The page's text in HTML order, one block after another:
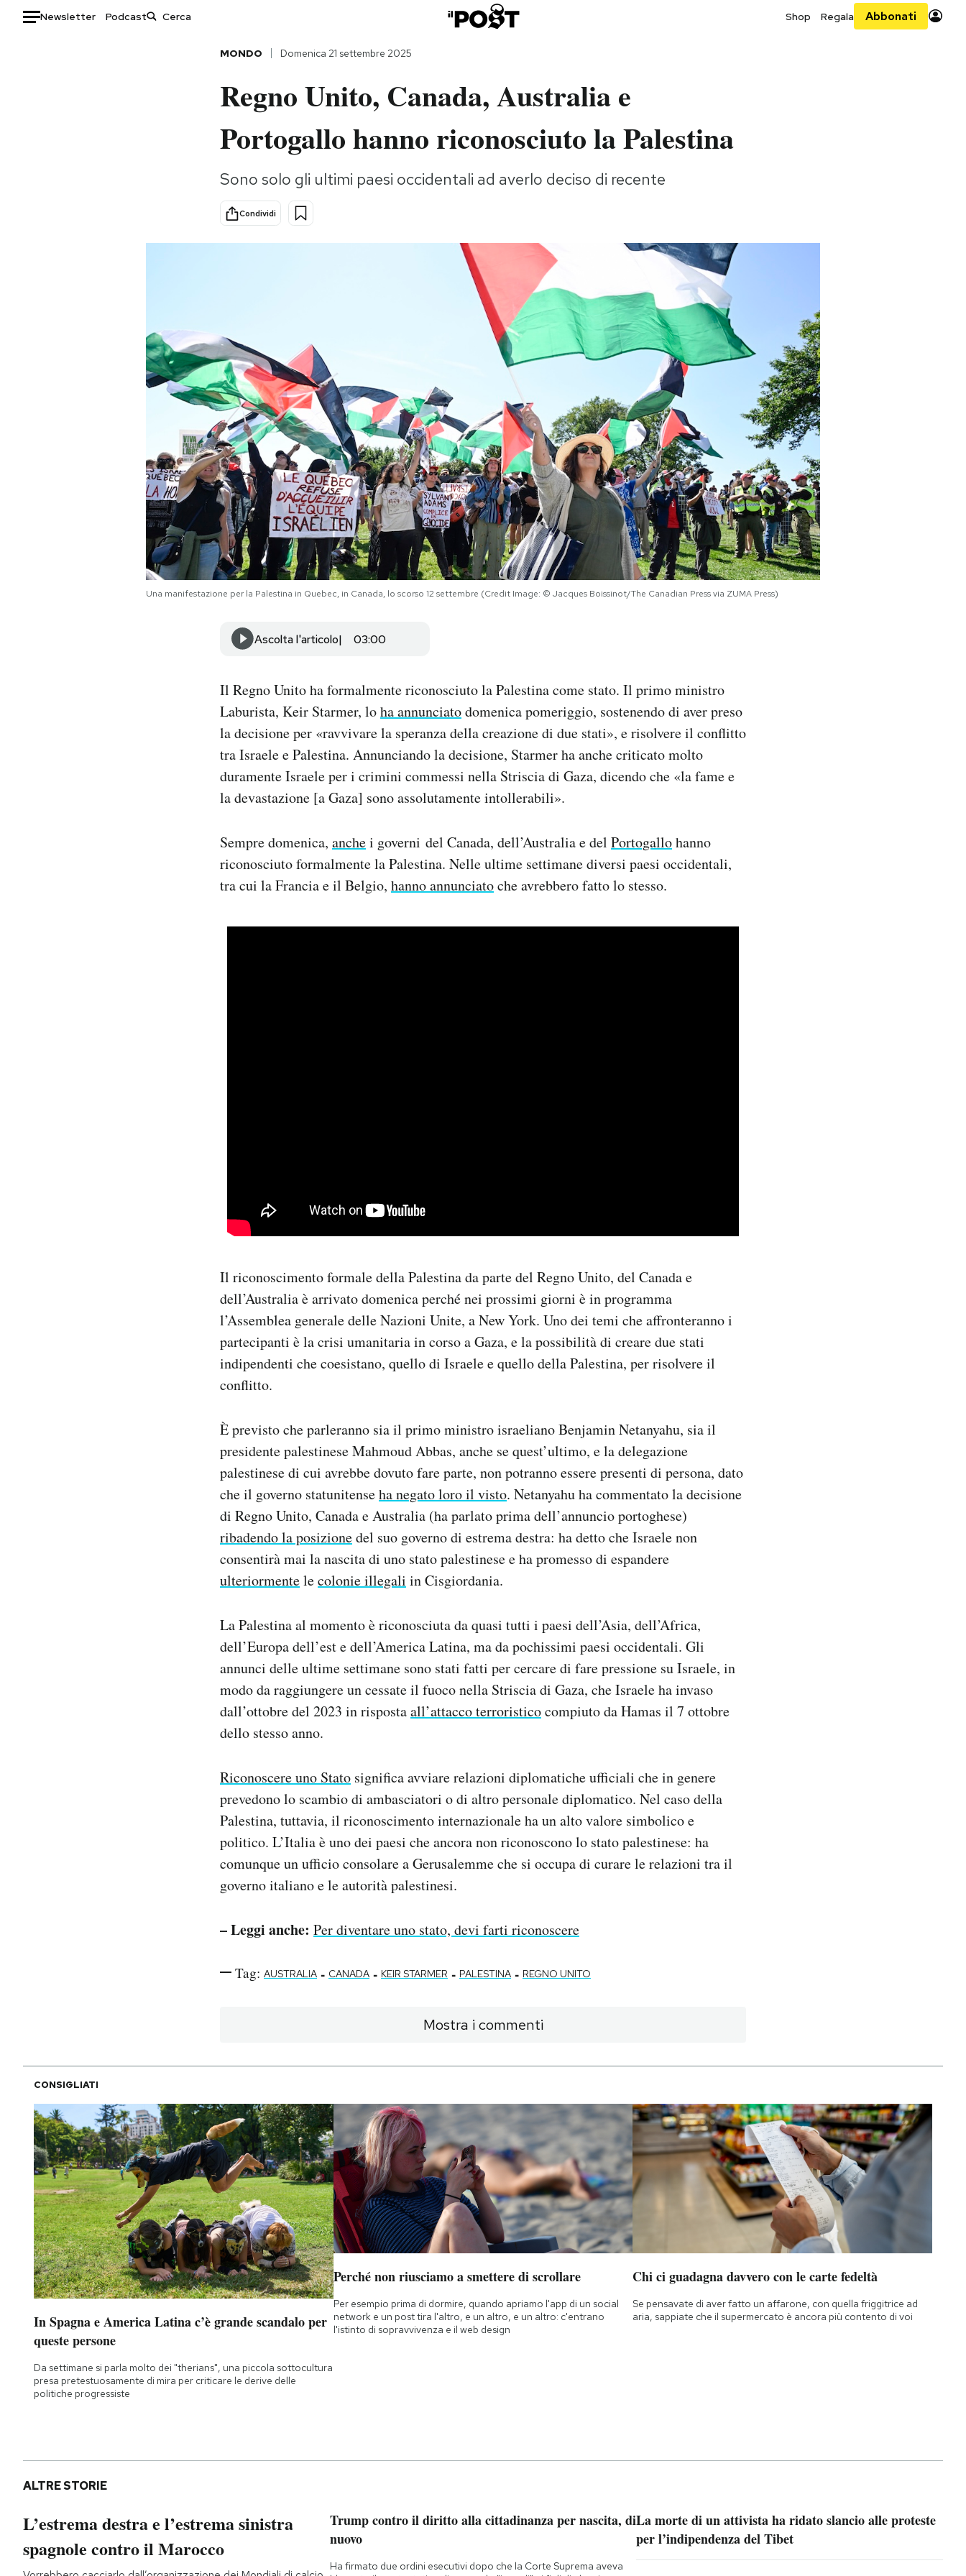
Newsletter Podcast Shop Regala Abbonati
Storie/Idee
Ok Boomer!
Europa
MONDO Domenica 21 settembre 2025
Regno Unito, Canada, Australia e
Portogallo hanno riconosciuto la Palestina
Sono solo gli ultimi paesi occidentali ad averlo deciso di recente
Condividi
Una manifestazione per la Palestina in Quebec, in Canada, lo scorso 12 settembre (Credit Image: © Jacques Boissinot/The Canadian Press via ZUMA Press)
Ascolta l'articolo 03:00
Il Regno Unito ha formalmente riconosciuto la Palestina come stato. Il primo ministro
Laburista, Keir Starmer, loha annunciatodomenica pomeriggio, sostenendo di aver preso
la decisione per «ravvivare la speranza della creazione di due stati», e risolvere il conflitto
tra Israele e Palestina. Annunciando la decisione, Starmer ha anche criticato molto
duramente Israele per i crimini commessi nella Striscia di Gaza, dicendo che «la fame e
la devastazione [a Gaza] sono assolutamente intollerabili».
Sempre domenica, anchei governi del Canada, dell’Australia e del Portogallohanno
riconosciuto formalmente la Palestina. Nelle ultime settimane diversi paesi occidentali,
tra cui la Francia e il Belgio, hanno annunciatoche avrebbero fatto lo stesso.
Il riconoscimento formale della Palestina da parte del Regno Unito, del Canada e
dell’Australia è arrivato domenica perché nei prossimi giorni è in programma
l’Assemblea generale delle Nazioni Unite, a New York. Uno dei temi che affronteranno i
partecipanti è la crisi umanitaria in corso a Gaza, e la possibilità di creare due stati
indipendenti che coesistano, quello di Israele e quello della Palestina, per risolvere il
conflitto.
È previsto che parleranno sia il primo ministro israeliano Benjamin Netanyahu, sia il
presidente palestinese Mahmoud Abbas, anche se quest’ultimo, e la delegazione
palestinese di cui avrebbe dovuto fare parte, non potranno essere presenti di persona, dato
che il governo statunitenseha negato loro il visto. Netanyahu ha commentato la decisione
di Regno Unito, Canada e Australia (ha parlato prima dell’annuncio portoghese)
ribadendo la posizionedel suo governo di estrema destra: ha detto che Israele non
consentirà mai la nascita di uno stato palestinese e ha promesso di espandere
ulteriormentelecolonie illegali in Cisgiordania.
La Palestina al momento è riconosciuta da quasi tutti i paesi dell’Asia, dell’Africa,
dell’Europa dell’est e dell’America Latina, ma da pochissimi paesi occidentali. Gli
annunci delle ultime settimane sono stati fatti per cercare di fare pressione su Israele, in
modo da raggiungere un cessate il fuoco nella Striscia di Gaza, che Israele ha invaso
dall’ottobre del 2023 in rispostaall’attacco terroristicocompiuto da Hamas il 7 ottobre
dello stesso anno.
Riconoscere uno Stato significa avviare relazioni diplomatiche ufficiali che in genere
prevedono lo scambio di ambasciatori o di altro personale diplomatico. Nel caso della
Palestina, tuttavia, il riconoscimento internazionale ha un alto valore simbolico e
politico. L’Italia è uno dei paesi che ancora non riconoscono lo stato palestinese: ha
comunque un ufficio consolare a Gerusalemme che si occupa di curare le relazioni tra il
governo italiano e le autorità palestinesi.
– Leggi anche: Per diventare uno stato, devi farti riconoscere
Tag: AUSTRALIA - CANADA - KEIR STARMER - PALESTINA - REGNO UNITO
Mostra i commenti
CONSIGLIATI
In Spagna e America Latina c’è grande scandalo per
queste persone
Da settimane si parla molto dei "therians", una piccola sottocultura
presa pretestuosamente di mira per criticare le derive delle
politiche progressiste
Perché non riusciamo a smettere di scrollare
Per esempio prima di dormire, quando apriamo l'app di un social
network e un post tira l'altro, e un altro, e un altro: c'entrano
l'istinto di sopravvivenza e il web design
Chi ci guadagna davvero con le carte fedeltà
Se pensavate di aver fatto un affarone, con quella friggitrice ad
aria, sappiate che il supermercato è ancora più contento di voi
ALTRE STORIE
L’estrema destra e l’estrema sinistra
spagnole contro il Marocco
Trump contro il diritto alla cittadinanza per nascita, di
nuovo
Ha firmato due ordini esecutivi dopo che la Corte Suprema aveva
La morte di un attivista ha ridato slancio alle proteste
per l’indipendenza del Tibet